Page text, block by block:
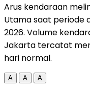
Arus kendaraan
Utama saat periode
2026. Volume
Jakarta tercatat
hari normal.
A A A